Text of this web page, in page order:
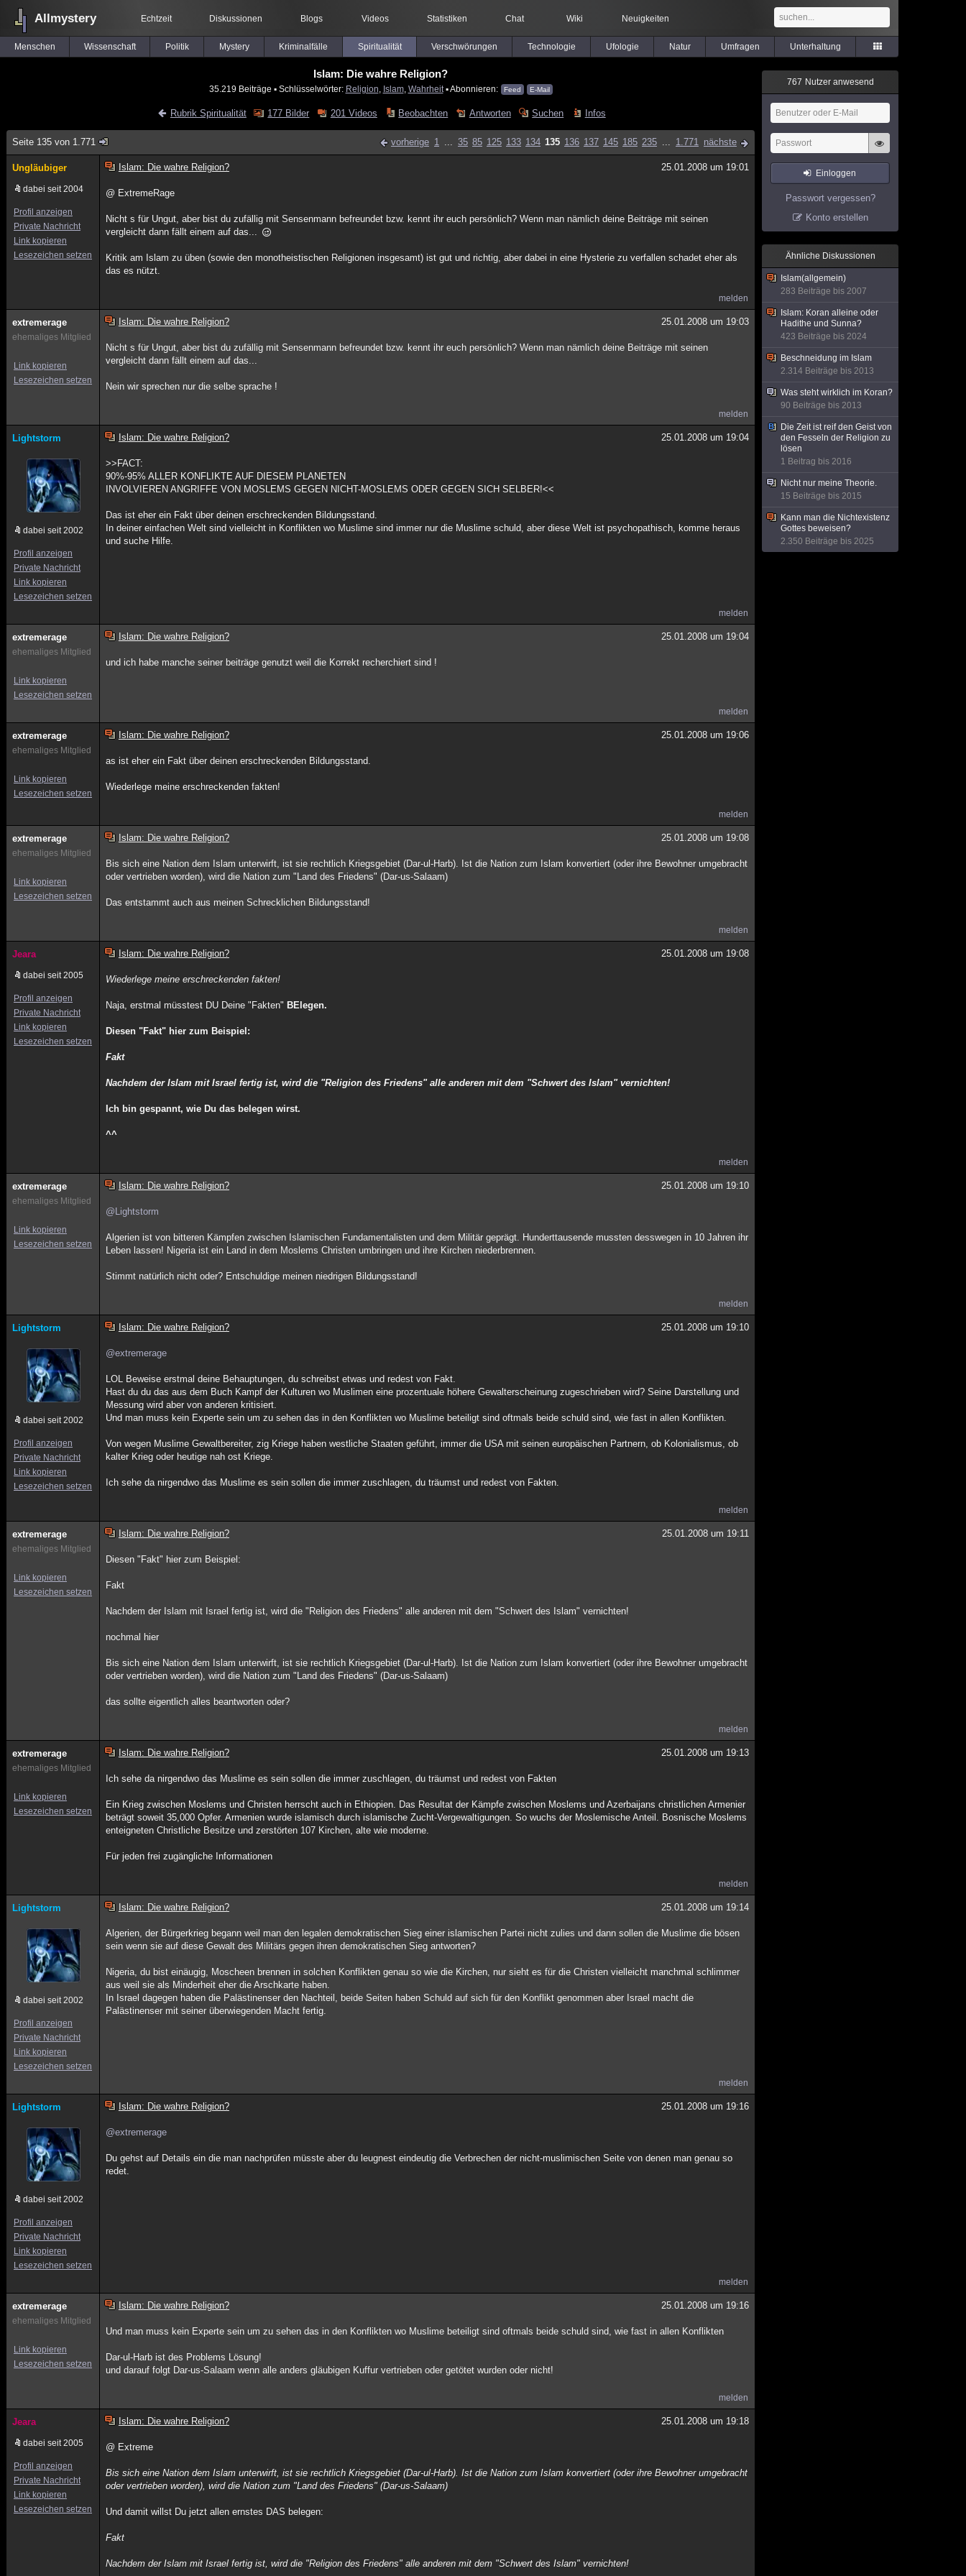
Allmystery Echtzeit Diskussionen Blogs Videos Statistiken Chat Wiki Neuigkeiten
Menschen Wissenschaft Politik Mystery Kriminalfälle Spiritualität Verschwörungen Technologie Ufologie Natur Umfragen Unterhaltung
Islam: Die wahre Religion?
35.219 Beiträge ▪ Schlüsselwörter: Religion Islam, Wahrheit▪ Abonnieren: Feed E-Mail
Rubrik Spiritualität 177 Bilder 201 Videos Beobachten Antworten Suchen Infos
Seite 135 von 1.771 vorherige 1 ... 35 85 125 133 134 135 136 137 145 185 235 ... 1.771 nächste
Ungläubiger
dabei seit 2004
Profil anzeigen
Private Nachricht
Link kopieren
Lesezeichen setzen
Islam: Die wahre Religion? 25.01.2008 um 19:01
@ ExtremeRage
Nicht s für Ungut, aber bist du zufällig mit Sensenmann befreundet bzw. kennt ihr euch persönlich? Wenn man nämlich deine Beiträge mit seinen
vergleicht dann fällt einem auf das...
Kritik am Islam zu üben (sowie den monotheistischen Religionen insgesamt) ist gut und richtig, aber dabei in eine Hysterie zu verfallen schadet eher als
das es nützt.
melden
extremerage
ehemaliges Mitglied
Link kopieren
Lesezeichen setzen
Islam: Die wahre Religion? 25.01.2008 um 19:03
Nicht s für Ungut, aber bist du zufällig mit Sensenmann befreundet bzw. kennt ihr euch persönlich? Wenn man nämlich deine Beiträge mit seinen
vergleicht dann fällt einem auf das...
Nein wir sprechen nur die selbe sprache !
melden
Lightstorm
dabei seit 2002
Profil anzeigen
Private Nachricht
Link kopieren
Lesezeichen setzen
Islam: Die wahre Religion? 25.01.2008 um 19:04
>>FACT:
90%-95% ALLER KONFLIKTE AUF DIESEM PLANETEN
INVOLVIEREN ANGRIFFE VON MOSLEMS GEGEN NICHT-MOSLEMS ODER GEGEN SICH SELBER!<<
Das ist eher ein Fakt über deinen erschreckenden Bildungsstand.
In deiner einfachen Welt sind vielleicht in Konflikten wo Muslime sind immer nur die Muslime schuld, aber diese Welt ist psychopathisch, komme heraus
und suche Hilfe.
melden
extremerage
ehemaliges Mitglied
Link kopieren
Lesezeichen setzen
Islam: Die wahre Religion? 25.01.2008 um 19:04
und ich habe manche seiner beiträge genutzt weil die Korrekt recherchiert sind !
melden
extremerage
ehemaliges Mitglied
Link kopieren
Lesezeichen setzen
Islam: Die wahre Religion? 25.01.2008 um 19:06
as ist eher ein Fakt über deinen erschreckenden Bildungsstand.
Wiederlege meine erschreckenden fakten!
melden
extremerage
ehemaliges Mitglied
Link kopieren
Lesezeichen setzen
Islam: Die wahre Religion? 25.01.2008 um 19:08
Bis sich eine Nation dem Islam unterwirft, ist sie rechtlich Kriegsgebiet (Dar-ul-Harb). Ist die Nation zum Islam konvertiert (oder ihre Bewohner umgebracht
oder vertrieben worden), wird die Nation zum "Land des Friedens" (Dar-us-Salaam)
Das entstammt auch aus meinen Schrecklichen Bildungsstand!
melden
Jeara
dabei seit 2005
Profil anzeigen
Private Nachricht
Link kopieren
Lesezeichen setzen
Islam: Die wahre Religion? 25.01.2008 um 19:08
Wiederlege meine erschreckenden fakten!
Naja, erstmal müsstest DU Deine "Fakten" BElegen.
Diesen "Fakt" hier zum Beispiel:
Fakt
Nachdem der Islam mit Israel fertig ist, wird die "Religion des Friedens" alle anderen mit dem "Schwert des Islam" vernichten!
Ich bin gespannt, wie Du das belegen wirst.
^^
melden
extremerage
ehemaliges Mitglied
Link kopieren
Lesezeichen setzen
Islam: Die wahre Religion? 25.01.2008 um 19:10
@Lightstorm
Algerien ist von bitteren Kämpfen zwischen Islamischen Fundamentalisten und dem Militär geprägt. Hunderttausende mussten desswegen in 10 Jahren ihr
Leben lassen! Nigeria ist ein Land in dem Moslems Christen umbringen und ihre Kirchen niederbrennen.
Stimmt natürlich nicht oder? Entschuldige meinen niedrigen Bildungsstand!
melden
Lightstorm
dabei seit 2002
Profil anzeigen
Private Nachricht
Link kopieren
Lesezeichen setzen
Islam: Die wahre Religion? 25.01.2008 um 19:10
@extremerage
LOL Beweise erstmal deine Behauptungen, du schreibst etwas und redest von Fakt.
Hast du du das aus dem Buch Kampf der Kulturen wo Muslimen eine prozentuale höhere Gewalterscheinung zugeschrieben wird? Seine Darstellung und
Messung wird aber von anderen kritisiert.
Und man muss kein Experte sein um zu sehen das in den Konflikten wo Muslime beteiligt sind oftmals beide schuld sind, wie fast in allen Konflikten.
Von wegen Muslime Gewaltbereiter, zig Kriege haben westliche Staaten geführt, immer die USA mit seinen europäischen Partnern, ob Kolonialismus, ob
kalter Krieg oder heutige nah ost Kriege.
Ich sehe da nirgendwo das Muslime es sein sollen die immer zuschlagen, du träumst und redest von Fakten.
melden
extremerage
ehemaliges Mitglied
Link kopieren
Lesezeichen setzen
Islam: Die wahre Religion? 25.01.2008 um 19:11
Diesen "Fakt" hier zum Beispiel:
Fakt
Nachdem der Islam mit Israel fertig ist, wird die "Religion des Friedens" alle anderen mit dem "Schwert des Islam" vernichten!
nochmal hier
Bis sich eine Nation dem Islam unterwirft, ist sie rechtlich Kriegsgebiet (Dar-ul-Harb). Ist die Nation zum Islam konvertiert (oder ihre Bewohner umgebracht
oder vertrieben worden), wird die Nation zum "Land des Friedens" (Dar-us-Salaam)
das sollte eigentlich alles beantworten oder?
melden
extremerage
ehemaliges Mitglied
Link kopieren
Lesezeichen setzen
Islam: Die wahre Religion? 25.01.2008 um 19:13
Ich sehe da nirgendwo das Muslime es sein sollen die immer zuschlagen, du träumst und redest von Fakten
Ein Krieg zwischen Moslems und Christen herrscht auch in Ethiopien. Das Resultat der Kämpfe zwischen Moslems und Azerbaijans christlichen Armenier
beträgt soweit 35,000 Opfer. Armenien wurde islamisch durch islamische Zucht-Vergewaltigungen. So wuchs der Moslemische Anteil. Bosnische Moslems
enteigneten Christliche Besitze und zerstörten 107 Kirchen, alte wie moderne.
Für jeden frei zugängliche Informationen
melden
Lightstorm
dabei seit 2002
Profil anzeigen
Private Nachricht
Link kopieren
Lesezeichen setzen
Islam: Die wahre Religion? 25.01.2008 um 19:14
Algerien, der Bürgerkrieg begann weil man den legalen demokratischen Sieg einer islamischen Partei nicht zulies und dann sollen die Muslime die bösen
sein wenn sie auf diese Gewalt des Militärs gegen ihren demokratischen Sieg antworten?
Nigeria, du bist einäugig, Moscheen brennen in solchen Konflikten genau so wie die Kirchen, nur sieht es für die Christen vielleicht manchmal schlimmer
aus weil sie als Minderheit eher die Arschkarte haben.
In Israel dagegen haben die Palästinenser den Nachteil, beide Seiten haben Schuld auf sich für den Konflikt genommen aber Israel macht die
Palästinenser mit seiner überwiegenden Macht fertig.
melden
Lightstorm
dabei seit 2002
Profil anzeigen
Private Nachricht
Link kopieren
Lesezeichen setzen
Islam: Die wahre Religion? 25.01.2008 um 19:16
@extremerage
Du gehst auf Details ein die man nachprüfen müsste aber du leugnest eindeutig die Verbrechen der nicht-muslimischen Seite von denen man genau so
redet.
melden
extremerage
ehemaliges Mitglied
Link kopieren
Lesezeichen setzen
Islam: Die wahre Religion? 25.01.2008 um 19:16
Und man muss kein Experte sein um zu sehen das in den Konflikten wo Muslime beteiligt sind oftmals beide schuld sind, wie fast in allen Konflikten
Dar-ul-Harb ist des Problems Lösung!
und darauf folgt Dar-us-Salaam wenn alle anders gläubigen Kuffur vertrieben oder getötet wurden oder nicht!
melden
Jeara
dabei seit 2005
Profil anzeigen
Private Nachricht
Link kopieren
Lesezeichen setzen
Islam: Die wahre Religion? 25.01.2008 um 19:18
@ Extreme
Bis sich eine Nation dem Islam unterwirft, ist sie rechtlich Kriegsgebiet (Dar-ul-Harb). Ist die Nation zum Islam konvertiert (oder ihre Bewohner umgebracht
oder vertrieben worden), wird die Nation zum "Land des Friedens" (Dar-us-Salaam)
Und damit willst Du jetzt allen ernstes DAS belegen:
Fakt
Nachdem der Islam mit Israel fertig ist, wird die "Religion des Friedens" alle anderen mit dem "Schwert des Islam" vernichten!
767 Nutzer anwesend
Einloggen
Passwort vergessen?
Konto erstellen
Ähnliche Diskussionen
Islam(allgemein)
283 Beiträge bis 2007
Islam: Koran alleine oder
Hadithe und Sunna?
423 Beiträge bis 2024
Beschneidung im Islam
2.314 Beiträge bis 2013
Was steht wirklich im Koran?
90 Beiträge bis 2013
Die Zeit ist reif den Geist von
den Fesseln der Religion zu
lösen
1 Beitrag bis 2016
Nicht nur meine Theorie.
15 Beiträge bis 2015
Kann man die Nichtexistenz
Gottes beweisen?
2.350 Beiträge bis 2025